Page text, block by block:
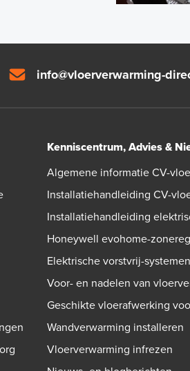
info@vloerverwarming-
Kenniscentrum, Advies &
Algemene informatie CV-
Installatiehandleiding CV-
Installatiehandleiding
Honeywell evohome-
Elektrische vorstvrij-systemen
Voor- en nadelen van
Geschikte vloerafwerking
Wandverwarming installeren
Vloerverwarming infrezen